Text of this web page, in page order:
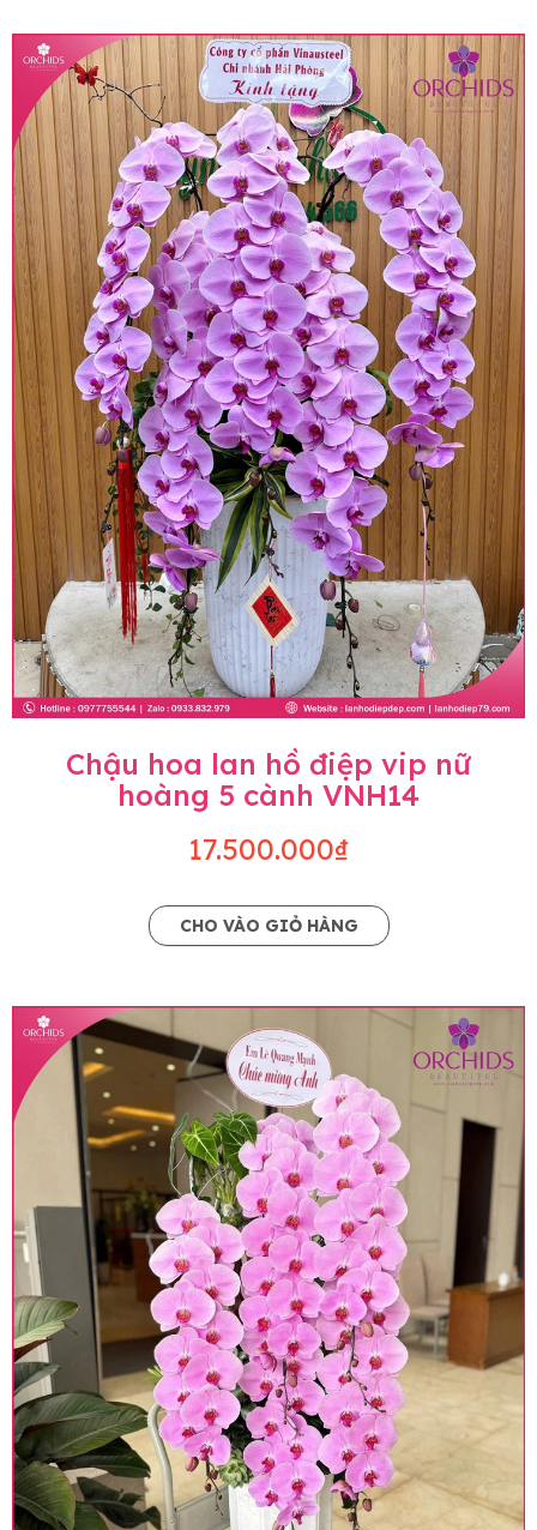
• Giá trên được miễn ship giao trong nội thành,
miễn phí in thiệp - banner theo yêu cầu khách
hàng.
• Beautiful Orchids liên kết với các cửa hàng
trên toàn quốc để phục vụ giao hoa tận nơi, mỗi
khu vực sẽ có mức giá khác nhau (tùy vào chi
phí mặt bằng, nguyên vật liệu,..) nên giá có thể sẽ
thay đổi so với giá niêm yết trên website. Khách
hàng ở Tỉnh thành khác vui lòng chủ động hỏi lại
giá trước khi đặt hàng, shop sẽ chủ động báo giá
chính xác khi có địa chỉ giao hàng cụ thể.
Chậu hoa lan hồ điệp vip nữ
hoàng 5 cành VNH14
17.500.000₫
CHO VÀO GIỎ HÀNG